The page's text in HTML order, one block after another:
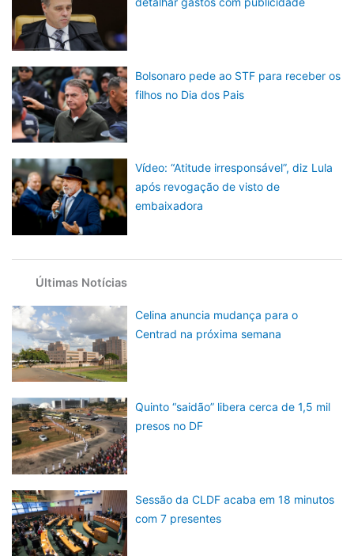
Bolsonaro pede ao STF para receber os
filhos no Dia dos Pais
Vídeo: “Atitude irresponsável”, diz Lula
após revogação de visto de
embaixadora
Últimas Notícias
Celina anuncia mudança para o
Centrad na próxima semana
Quinto “saidão” libera cerca de 1,5 mil
presos no DF
Sessão da CLDF acaba em 18 minutos
com 7 presentes